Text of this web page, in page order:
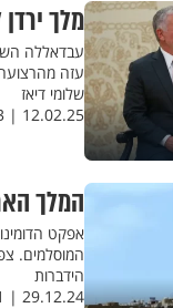
מלך ירדן
עבדאללה
עזה
שלומי דיאז
12.02.25 | 11:23
המלך
אפקט
המוסלמים.
הידברות
29.12.24 | 10:31